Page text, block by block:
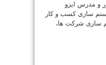
و مدرس ایزو
سازی کسب و کار
سازی شرکت ها،